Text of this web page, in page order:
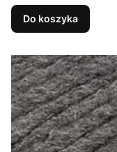
Do koszyka